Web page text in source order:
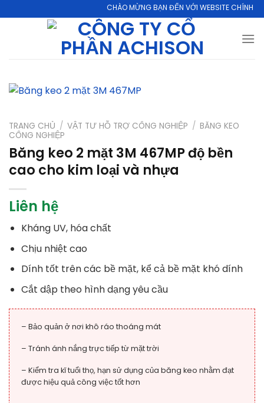
to
CHÀO MỪNG BẠN ĐẾN VỚI WEBSITE CHÍNH THỨC
TRANG CHỦ / VẬT TƯ HỖ TRỢ CÔNG NGHIỆP / BĂNG KEO
CÔNG NGHIỆP
Băng keo 2 mặt 3M 467MP độ bền
cao cho kim loại và nhựa
Liên hệ
Kháng UV, hóa chất
Chịu nhiệt cao
Dính tốt trên các bề mặt, kể cả bề mặt khó dính
Cắt dập theo hình dạng yêu cầu
– Bảo quản ở nơi khô ráo thoáng mát
– Tránh ánh nắng trực tiếp từ mặt trời
– Kiểm tra kĩ tuổi thọ, hạn sử dụng của băng keo nhằm đạt
được hiệu quả công việc tốt hơn